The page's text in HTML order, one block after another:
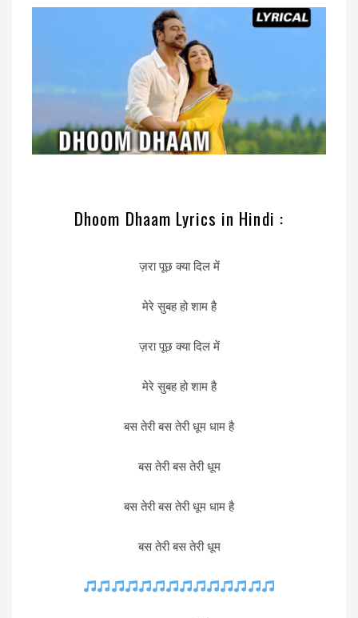
Dhoom Dhaam Lyrics in Hindi :
ज़रा पूछ क्या दिल में
मेरे सुबह हो शाम है
ज़रा पूछ क्या दिल में
मेरे सुबह हो शाम है
बस तेरी बस तेरी धूम धाम है
बस तेरी बस तेरी धूम
बस तेरी बस तेरी धूम धाम है
बस तेरी बस तेरी धूम